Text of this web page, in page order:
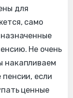
для
само
Не очень
накапливаем
если
ценные